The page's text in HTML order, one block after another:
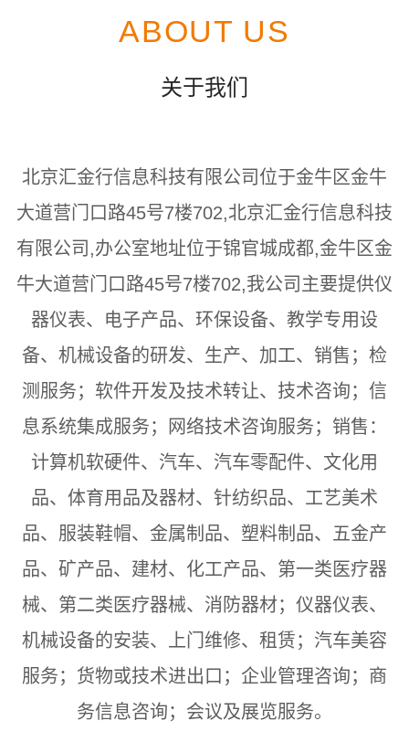
ABOUT US
关于我们
北京汇金行信息科技有限公司位于金牛区金牛
大道营门口路45号7楼702,北京汇金行信息科技
有限公司,办公室地址位于锦官城成都,金牛区金
牛大道营门口路45号7楼702,我公司主要提供仪
器仪表、电子产品、环保设备、教学专用设
备、机械设备的研发、生产、加工、销售；检
测服务；软件开发及技术转让、技术咨询；信
息系统集成服务；网络技术咨询服务；销售：
计算机软硬件、汽车、汽车零配件、文化用
品、体育用品及器材、针纺织品、工艺美术
品、服装鞋帽、金属制品、塑料制品、五金产
品、矿产品、建材、化工产品、第一类医疗器
械、第二类医疗器械、消防器材；仪器仪表、
机械设备的安装、上门维修、租赁；汽车美容
服务；货物或技术进出口；企业管理咨询；商
务信息咨询；会议及展览服务。